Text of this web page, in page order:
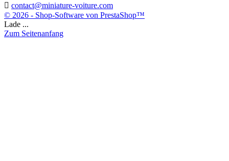
 contact@miniature-voiture.com
© 2026 - Shop-Software von PrestaShop™
Lade ...
Zum Seitenanfang